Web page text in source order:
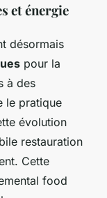
et énergie
désormais
pour la
à des
le pratique
évolution
restauration
Cette
food